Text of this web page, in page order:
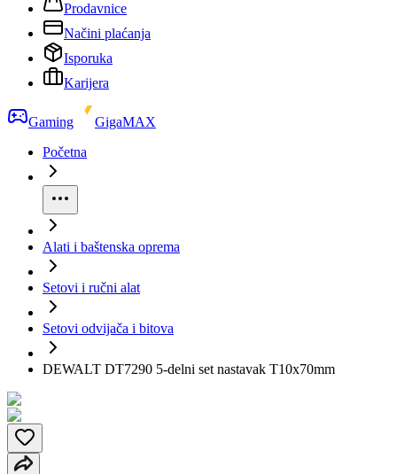
Prodavnice
Načini plaćanja
Isporuka
Karijera
Gaming
GigaMAX
Početna
Alati i baštenska oprema
Setovi i ručni alat
Setovi odvijača i bitova
DEWALT DT7290 5-delni set nastavak T10x70mm